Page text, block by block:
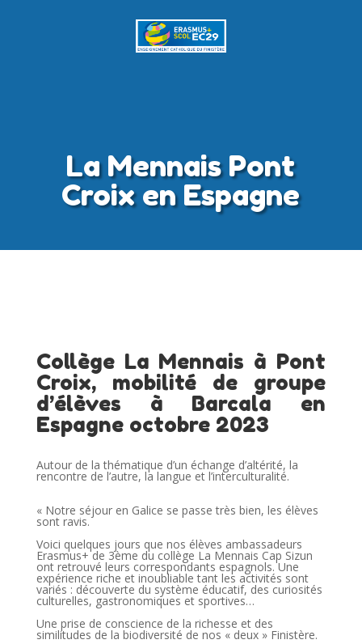
La Mennais Pont
Croix en Espagne
Collège La Mennais à Pont
Croix, mobilité de groupe
d’élèves à Barcala en
Espagne octobre 2023
Autour de la thématique d’un échange d’altérité, la
rencontre de l’autre, la langue et l’interculturalité.
« Notre séjour en Galice se passe très bien, les élèves
sont ravis.
Voici quelques jours que nos élèves ambassadeurs
Erasmus+ de 3ème du collège La Mennais Cap Sizun
ont retrouvé leurs correspondants espagnols. Une
expérience riche et inoubliable tant les activités sont
variés : découverte du système éducatif, des curiosités
culturelles, gastronomiques et sportives…
Une prise de conscience de la richesse et des
similitudes de la biodiversité de nos « deux » Finistère.